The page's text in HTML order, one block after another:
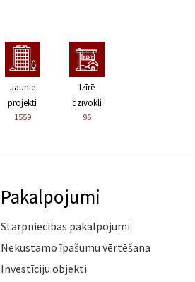
Jaunie
projekti
1559
Izīrē
dzīvokli
96
Pakalpojumi
Starpniecības pakalpojumi
Nekustamo īpašumu vērtēšana
Investīciju objekti